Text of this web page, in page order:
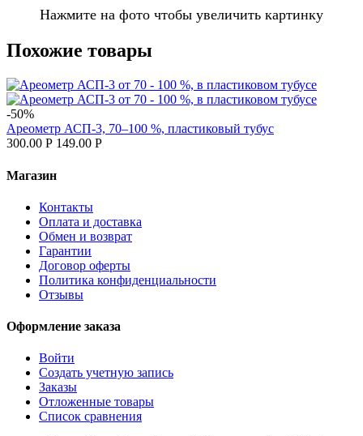
Нажмите на фото чтобы увеличить картинку
Похожие товары
-50%
Ареометр АСП-3, 70–100 %, пластиковый тубус
300.00 Р 149.00 Р
Магазин
Контакты
Оплата и доставка
Обмен и возврат
Гарантии
Договор оферты
Политика конфиденциальности
Отзывы
Оформление заказа
Войти
Создать учетную запись
Заказы
Отложенные товары
Список сравнения